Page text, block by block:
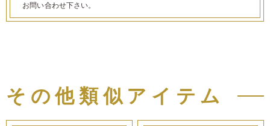
お問い合わせ下さい。
その他類似アイテム